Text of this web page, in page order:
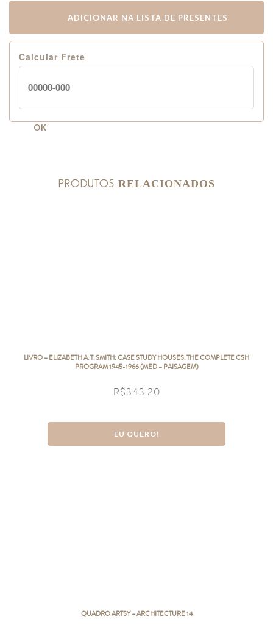
ADICIONAR NA LISTA DE PRESENTES
Calcular Frete
OK
PRODUTOS RELACIONADOS
LIVRO – ELIZABETH A. T. SMITH: CASE STUDY HOUSES. THE COMPLETE CSH
PROGRAM 1945-1966 (MED – PAISAGEM)
R$343,20
EU QUERO!
QUADRO ARTSY – ARCHITECTURE 14